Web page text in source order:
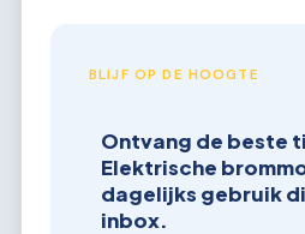
BLIJF OP DE HOOGTE
Ontvang de beste
Elektrische
dagelijks gebruik
inbox.